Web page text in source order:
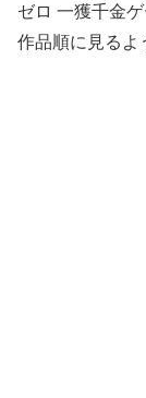
ゼロ 一獲千金
作品順に見るよ